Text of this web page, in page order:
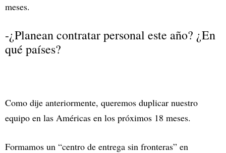
meses.
-¿Planean contratar personal este año? ¿En
qué países?
Como dije anteriormente, queremos duplicar nuestro
equipo en las Américas en los próximos 18 meses.
Formamos un “centro de entrega sin fronteras” en